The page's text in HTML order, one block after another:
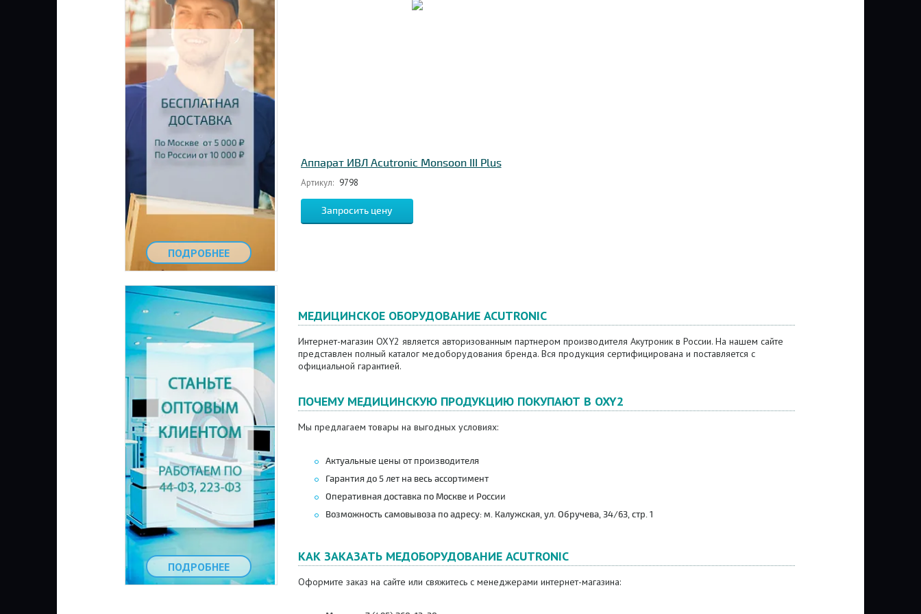
ПОДРОБНЕЕ
ПОДРОБНЕЕ
Аппарат ИВЛ Acutronic Monsoon III Plus
Артикул: 9798
Запросить цену
МЕДИЦИНСКОЕ ОБОРУДОВАНИЕ ACUTRONIC
Интернет-магазин OXY2 является авторизованным партнером производителя Акутроник в России. На нашем сайте
представлен полный каталог медоборудования бренда. Вся продукция сертифицирована и поставляется с
официальной гарантией.
ПОЧЕМУ МЕДИЦИНСКУЮ ПРОДУКЦИЮ ПОКУПАЮТ В OXY2
Мы предлагаем товары на выгодных условиях:
Актуальные цены от производителя
Гарантия до 5 лет на весь ассортимент
Оперативная доставка по Москве и России
Возможность самовывоза по адресу: м. Калужская, ул. Обручева, 34/63, стр. 1
КАК ЗАКАЗАТЬ МЕДОБОРУДОВАНИЕ ACUTRONIC
Оформите заказ на сайте или свяжитесь с менеджерами интернет-магазина: